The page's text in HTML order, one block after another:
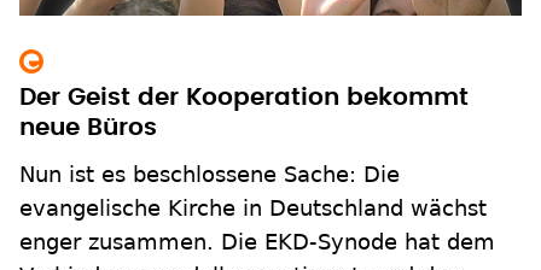
Der Geist der Kooperation bekommt
neue Büros
Nun ist es beschlossene Sache: Die
evangelische Kirche in Deutschland wächst
enger zusammen. Die EKD-Synode hat dem
Verbindungsmodell zugestimmt, und das
Kirchenamt wird sich verändern.